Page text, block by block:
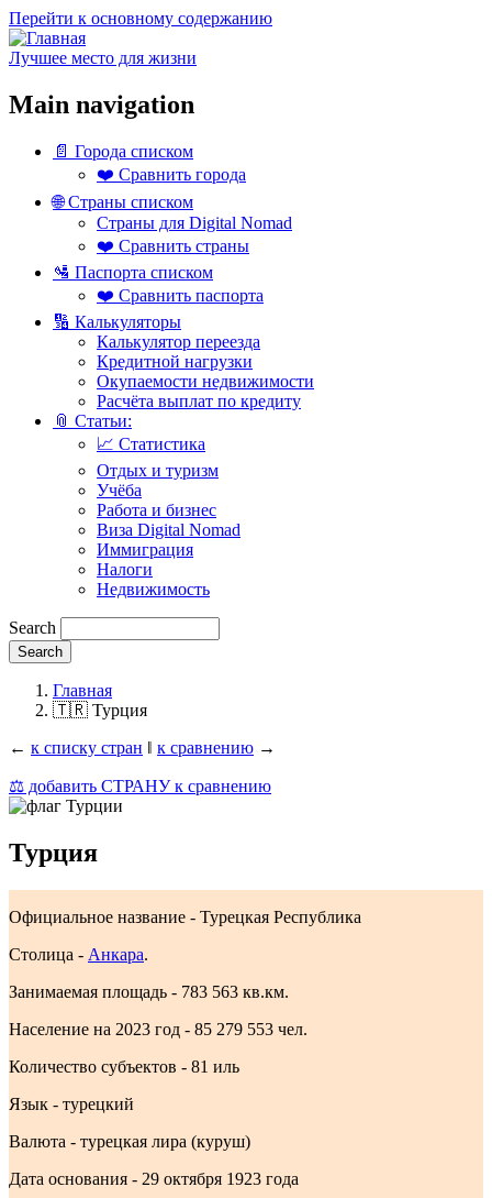
Перейти к основному содержанию
Лучшее место для жизни
Main navigation
📄 Города списком
❤️ Сравнить города
🌐 Страны списком
Страны для Digital Nomad
❤️ Сравнить страны
🛂 Паспорта списком
❤️ Сравнить паспорта
🔢 Калькуляторы
Калькулятор переезда
Кредитной нагрузки
Окупаемости недвижимости
Расчёта выплат по кредиту
📎 Статьи:
📈 Статистика
Отдых и туризм
Учёба
Работа и бизнес
Виза Digital Nomad
Иммиграция
Налоги
Недвижимость
Search
Главная
🇹🇷 Турция
← к списку стран ‖ к сравнению →
⚖️ добавить СТРАНУ к сравнению
Турция
Официальное название - Турецкая Республика
Столица - Анкара.
Занимаемая площадь - 783 563 кв.км.
Население на 2023 год - 85 279 553 чел.
Количество субъектов - 81 иль
Язык - турецкий
Валюта - турецкая лира (куруш)
Дата основания - 29 октября 1923 года